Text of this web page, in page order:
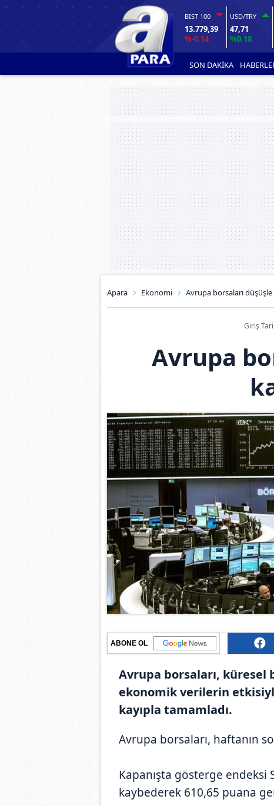
BIST 100
13.779,39
%-0.14
USD/TRY
47,71
%0.18
SON DAKİKA
Apara Ekonomi Avrupa borsaları düşüşle
Giriş
Avrupa
ABONE OL
Avrupa borsaları, küresel
ekonomik verilerin
kayıpla tamamladı.
Avrupa borsaları, haftanın
Kapanışta gösterge endeksi
kaybederek 610,65 puana